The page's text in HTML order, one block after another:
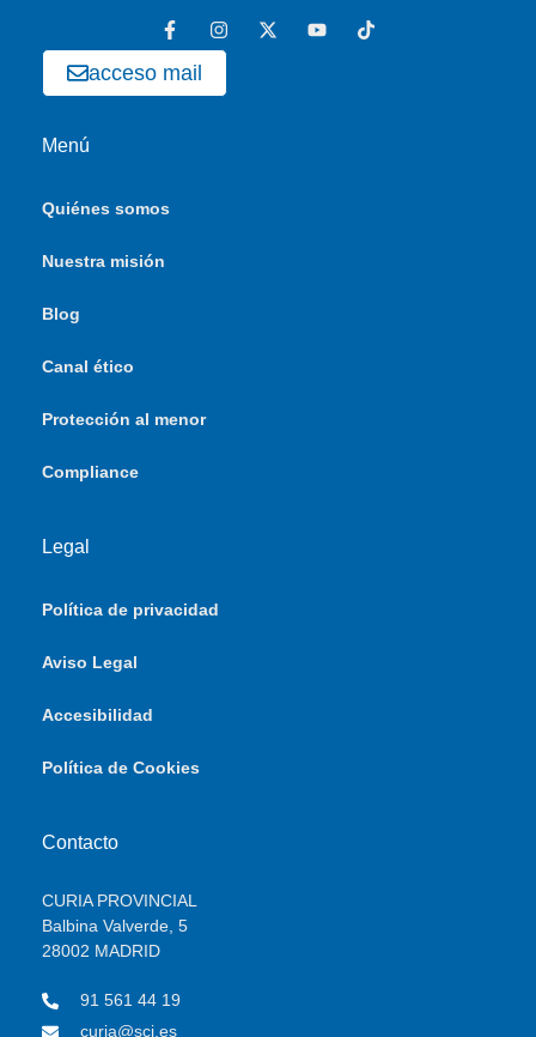
acceso mail
Menú
Quiénes somos
Nuestra misión
Blog
Canal ético
Protección al menor
Compliance
Legal
Política de privacidad
Aviso Legal
Accesibilidad
Política de Cookies
Contacto
CURIA PROVINCIAL
Balbina Valverde, 5
28002 MADRID
91 561 44 19
curia@scj.es